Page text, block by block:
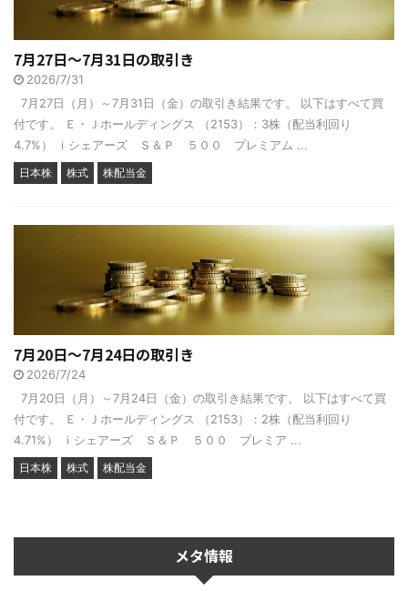
7月27日～7月31日の取引き
2026/7/31
7月27日（月）～7月31日（金）の取引き結果です。 以下はすべて買
付です。 Ｅ・Ｊホールディングス （2153）：3株（配当利回り
4.7%） ｉシェアーズ Ｓ＆Ｐ ５００ プレミアム ...
日本株 株式 株配当金
7月20日～7月24日の取引き
2026/7/24
7月20日（月）～7月24日（金）の取引き結果です。 以下はすべて買
付です。 Ｅ・Ｊホールディングス （2153）：2株（配当利回り
4.71%） ｉシェアーズ Ｓ＆Ｐ ５００ プレミア ...
日本株 株式 株配当金
メタ情報